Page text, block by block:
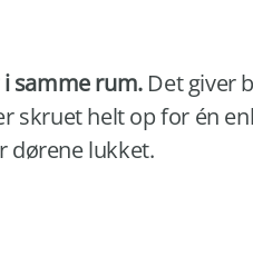
samme rum. Det giver
skruet helt op for én
dørene lukket.